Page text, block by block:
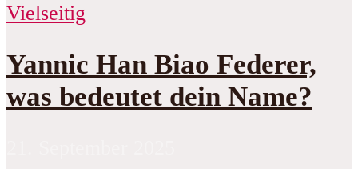
Vielseitig
Yannic Han Biao Federer,
was bedeutet dein Name?